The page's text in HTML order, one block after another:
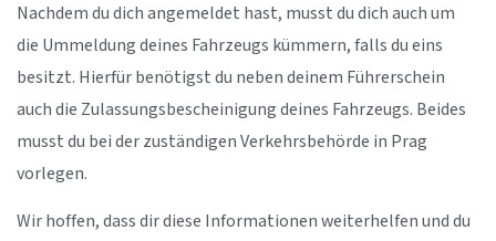
Nachdem du dich angemeldet hast, musst du dich auch um
die Ummeldung deines Fahrzeugs kümmern, falls du eins
besitzt. Hierfür benötigst du neben deinem Führerschein
auch die Zulassungsbescheinigung deines Fahrzeugs. Beides
musst du bei der zuständigen Verkehrsbehörde in Prag
vorlegen.
Wir hoffen, dass dir diese Informationen weiterhelfen und du